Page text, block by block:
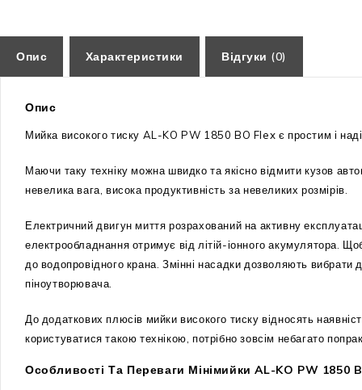
Опис Характеристики Відгуки (0)
Опис
Мийка високого тиску AL-KO PW 1850 BO Flex є простим і
Маючи таку техніку можна швидко та якісно відмити кузов
невелика вага, висока продуктивність за невеликих розмірів.
Електричний двигун миття розрахований на активну
електрообладнання отримує від літій-іонного акумулятора.
до водопровідного крана. Змінні насадки дозволяють
піноутворювача.
До додаткових плюсів мийки високого тиску відносять
користуватися такою технікою, потрібно зовсім небагато
Особливості Та Переваги Мінімийки AL-KO PW 1850